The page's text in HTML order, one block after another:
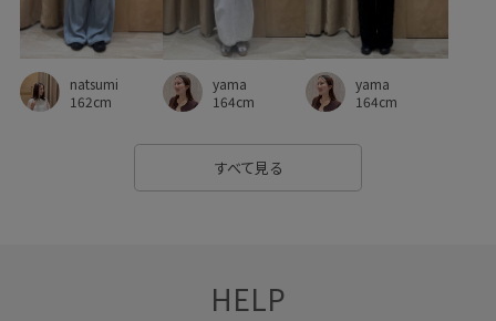
natsumi
162cm
yama
164cm
yama
164cm
すべて見る
HELP